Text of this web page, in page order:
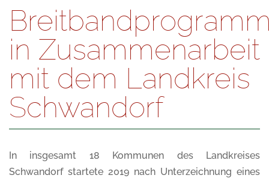
in Zusammenarbeit
mit dem Landkreis
Schwandorf
In insgesamt 18 Kommunen des Landkreises
Schwandorf startete 2019 nach Unterzeichnung eines